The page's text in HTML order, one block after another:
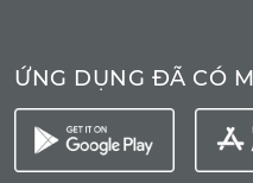
ỨNG DỤNG ĐÃ CÓ